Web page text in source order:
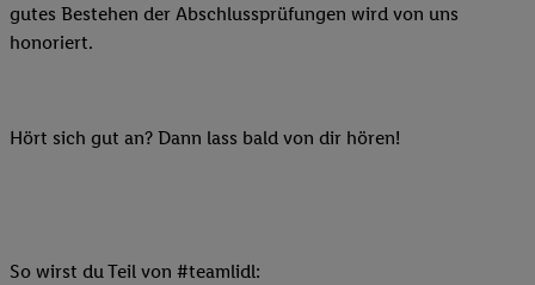
gutes Bestehen der Abschlussprüfungen wird von uns
honoriert.
Hört sich gut an? Dann lass bald von dir hören!
So wirst du Teil von #teamlidl: